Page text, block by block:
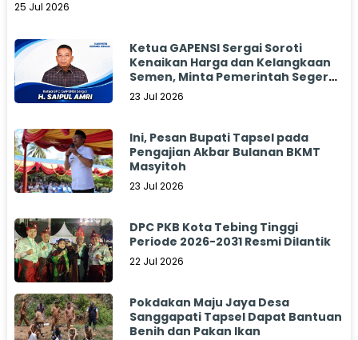
25 Jul 2026
Ketua GAPENSI Sergai Soroti
Kenaikan Harga dan Kelangkaan
Semen, Minta Pemerintah Segera
Bertindak
23 Jul 2026
Ini, Pesan Bupati Tapsel pada
Pengajian Akbar Bulanan BKMT
Masyitoh
23 Jul 2026
DPC PKB Kota Tebing Tinggi
Periode 2026-2031 Resmi Dilantik
22 Jul 2026
Pokdakan Maju Jaya Desa
Sanggapati Tapsel Dapat Bantuan
Benih dan Pakan Ikan